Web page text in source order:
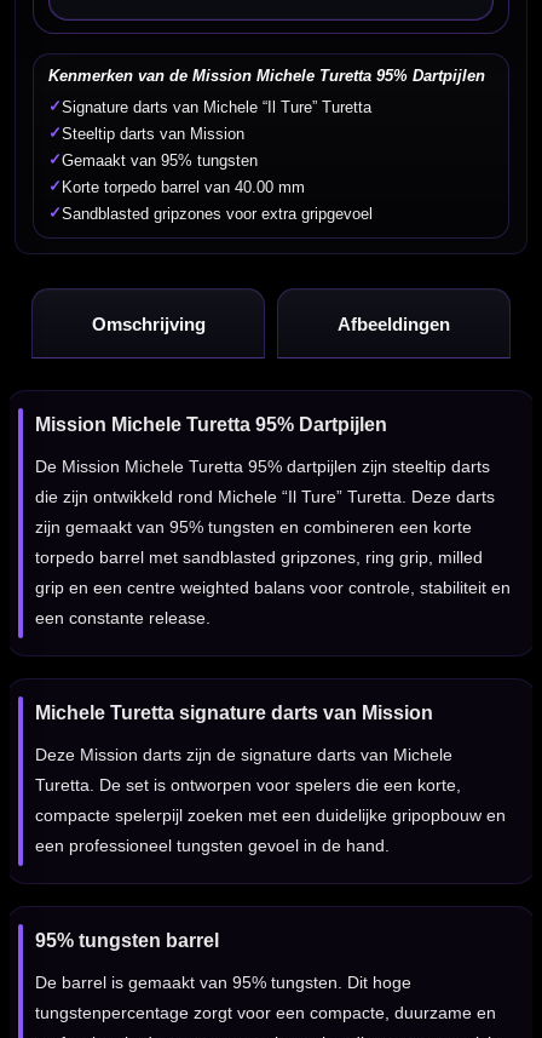
Kenmerken van de Mission Michele Turetta 95% Dartpijlen
✓Signature darts van Michele “Il Ture” Turetta
✓Steeltip darts van Mission
✓Gemaakt van 95% tungsten
✓ Korte torpedo barrel van 40.00 mm
✓Sandblasted gripzones voor extra gripgevoel
Omschrijving Afbeeldingen
Mission Michele Turetta 95% Dartpijlen
De Mission Michele Turetta 95% dartpijlen zijn steeltip darts
die zijn ontwikkeld rond Michele “Il Ture” Turetta. Deze darts
zijn gemaakt van 95% tungsten en combineren een korte
torpedo barrel met sandblasted gripzones, ring grip, milled
grip en een centre weighted balans voor controle, stabiliteit en
een constante release.
Michele Turetta signature darts van Mission
Deze Mission darts zijn de signature darts van Michele
Turetta. De set is ontworpen voor spelers die een korte,
compacte spelerpijl zoeken met een duidelijke gripopbouw en
een professioneel tungsten gevoel in de hand.
95% tungsten barrel
De barrel is gemaakt van 95% tungsten. Dit hoge
tungstenpercentage zorgt voor een compacte, duurzame en